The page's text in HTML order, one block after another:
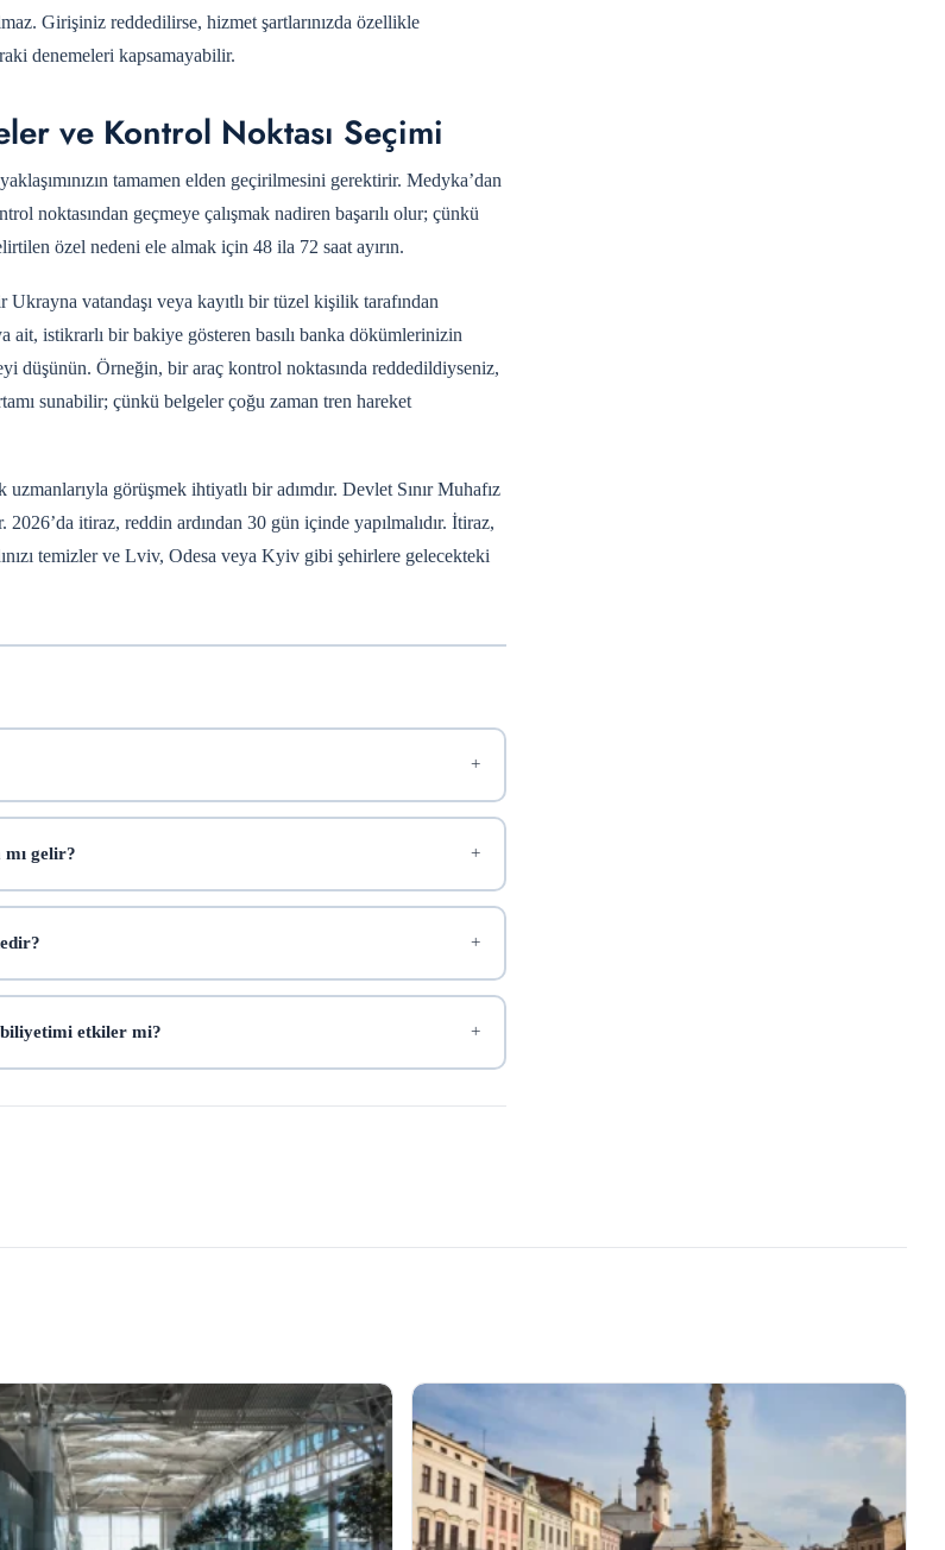
Girişiniz reddedilirse, hizmet şartlarınızda özellikle
denemeleri kapsamayabilir.
ve Kontrol Noktası Seçimi
tamamen elden geçirilmesini gerektirir. Medyka’dan
noktasından geçmeye çalışmak nadiren başarılı olur; çünkü
özel nedeni ele almak için 48 ila 72 saat ayırın.
Ukrayna vatandaşı veya kayıtlı bir tüzel kişilik tarafından
ait, istikrarlı bir bakiye gösteren basılı banka dökümlerinizin
düşünün. Örneğin, bir araç kontrol noktasında reddedildiyseniz,
sunabilir; çünkü belgeler çoğu zaman tren hareket
görüşmek ihtiyatlı bir adımdır. Devlet Sınır Muhafız
itiraz, reddin ardından 30 gün içinde yapılmalıdır. İtiraz,
temizler ve Lviv, Odesa veya Kyiv gibi şehirlere gelecekteki
gelir?
etkiler mi?